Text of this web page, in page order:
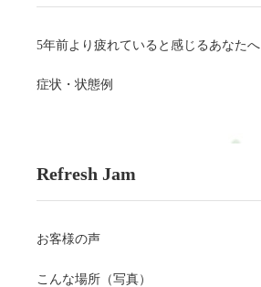
5年前より疲れていると感じるあなたへ
症状・状態例
Refresh Jam
お客様の声
こんな場所（写真）